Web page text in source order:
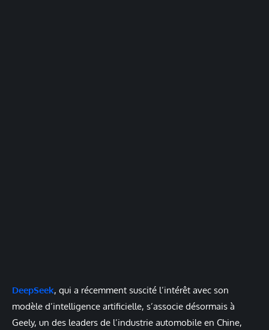
DeepSeek, qui a récemment suscité l’intérêt avec son
modèle d’intelligence artificielle, s’associe désormais à
Geely, un des leaders de l’industrie automobile en Chine,